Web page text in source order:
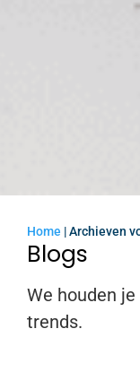
Home |Archieven
Blogs
We houden
trends.